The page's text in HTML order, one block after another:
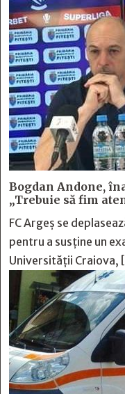
Bogdan Andone,
„Trebuie să fim
FC Argeș se
pentru a susține un
Universității Craiova,